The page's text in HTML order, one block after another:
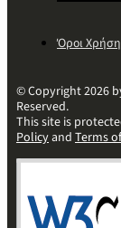
Όροι
© Copyright 2026
Reserved.
This site is
Policyand Terms